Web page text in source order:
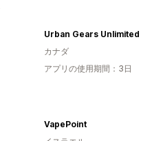
Urban Gears Unlimited
カナダ
アプリの使用期間：3日
VapePoint